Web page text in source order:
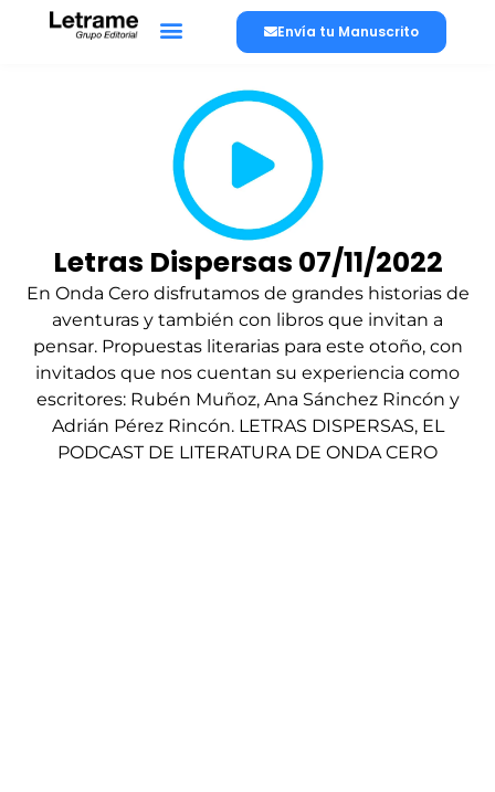
Envía tu Manuscrito
Letras Dispersas 07/11/2022
En Onda Cero disfrutamos de grandes historias de
aventuras y también con libros que invitan a
pensar. Propuestas literarias para este otoño, con
invitados que nos cuentan su experiencia como
escritores: Rubén Muñoz, Ana Sánchez Rincón y
Adrián Pérez Rincón. LETRAS DISPERSAS, EL
PODCAST DE LITERATURA DE ONDA CERO